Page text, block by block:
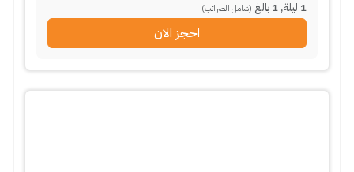
1 ليلة,
1 بالغ (شامل الضرائب)
احجز الان